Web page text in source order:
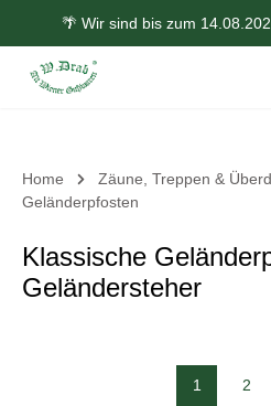
Zum Hauptinhalt springen
🌴 Wir sind bis zum
Home
Zäune, Treppen &
Geländerpfosten
Klassische
Geländersteher
Seite
1
Seite
2